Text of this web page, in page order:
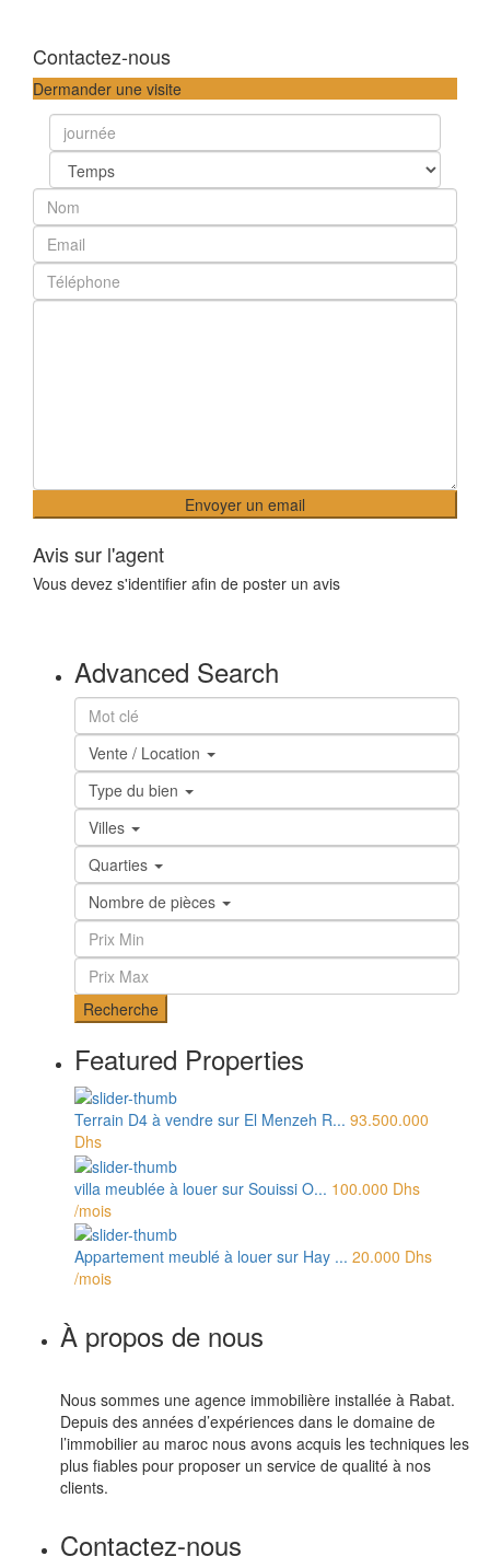
Contactez-nous
Dermander une visite
Avis sur l'agent
Vous devez s'identifier afin de poster un avis
Advanced Search
Vente / Location
Type du bien
Villes
Quarties
Nombre de pièces
Recherche
Featured Properties
Terrain D4 à vendre sur El Menzeh R... 93.500.000
Dhs
villa meublée à louer sur Souissi O... 100.000 Dhs
/mois
Appartement meublé à louer sur Hay ... 20.000 Dhs
/mois
À propos de nous
Nous sommes une agence immobilière installée à Rabat.
Depuis des années d’expériences dans le domaine de
l’immobilier au maroc nous avons acquis les techniques les
plus fiables pour proposer un service de qualité à nos
clients.
Contactez-nous